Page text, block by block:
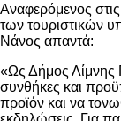
Αναφερόμενος
των τουριστικών
Νάνος απαντά:
«Ως Δήμος Λίμνης
συνθήκες και
προϊόν και να